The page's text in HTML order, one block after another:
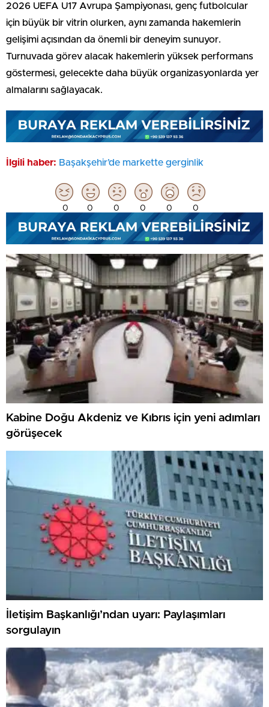
2026 UEFA U17 Avrupa Şampiyonası, genç futbolcular
için büyük bir vitrin olurken, aynı zamanda hakemlerin
gelişimi açısından da önemli bir deneyim sunuyor.
Turnuvada görev alacak hakemlerin yüksek performans
göstermesi, gelecekte daha büyük organizasyonlarda yer
almalarını sağlayacak.
İlgili haber: Başakşehir’de markette gerginlik
0 0 0 0 0 0
Kabine Doğu Akdeniz ve Kıbrıs için yeni adımları
görüşecek
İletişim Başkanlığı’ndan uyarı: Paylaşımları
sorgulayın